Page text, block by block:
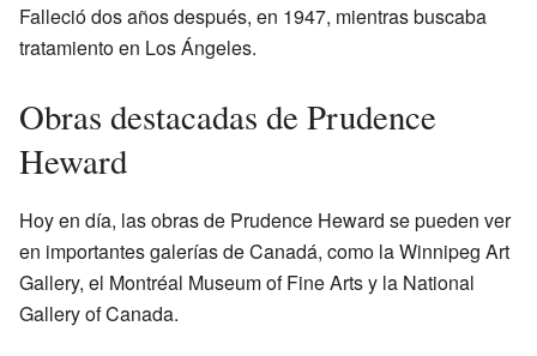
Falleció dos años después, en 1947, mientras buscaba
tratamiento en Los Ángeles.
Obras destacadas de Prudence
Heward
Hoy en día, las obras de Prudence Heward se pueden ver
en importantes galerías de Canadá, como la Winnipeg Art
Gallery, el Montréal Museum of Fine Arts y la National
Gallery of Canada.